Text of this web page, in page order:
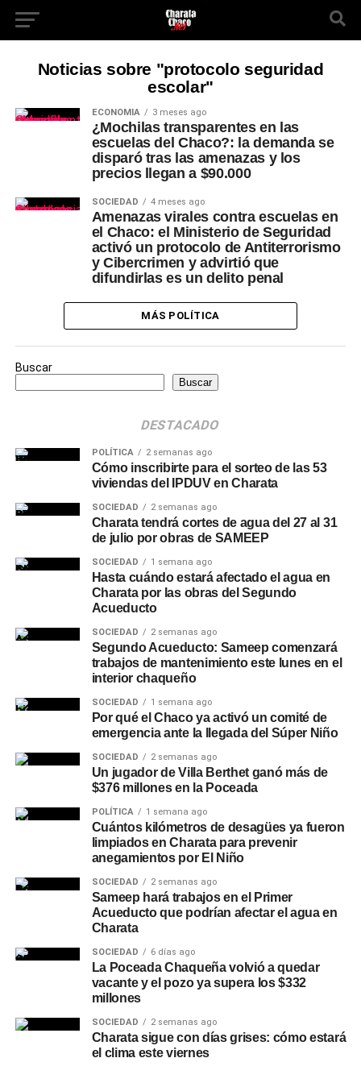
Noticias sobre "protocolo seguridad
escolar"
ECONOMÍA 3 meses ago
¿Mochilas transparentes en las
escuelas del Chaco?: la demanda se
disparó tras las amenazas y los
precios llegan a $90.000
SOCIEDAD 4 meses ago
Amenazas virales contra escuelas en
el Chaco: el Ministerio de Seguridad
activó un protocolo de Antiterrorismo
y Cibercrimen y advirtió que
difundirlas es un delito penal
MÁS POLÍTICA
Buscar
Buscar
DESTACADO
POLÍTICA 2 semanas ago
Cómo inscribirte para el sorteo de las 53
viviendas del IPDUV en Charata
SOCIEDAD 2 semanas ago
Charata tendrá cortes de agua del 27 al 31
de julio por obras de SAMEEP
SOCIEDAD 1 semana ago
Hasta cuándo estará afectado el agua en
Charata por las obras del Segundo
Acueducto
SOCIEDAD 2 semanas ago
Segundo Acueducto: Sameep comenzará
trabajos de mantenimiento este lunes en el
interior chaqueño
SOCIEDAD 1 semana ago
Por qué el Chaco ya activó un comité de
emergencia ante la llegada del Súper Niño
SOCIEDAD 2 semanas ago
Un jugador de Villa Berthet ganó más de
$376 millones en la Poceada
POLÍTICA 1 semana ago
Cuántos kilómetros de desagües ya fueron
limpiados en Charata para prevenir
anegamientos por El Niño
SOCIEDAD 2 semanas ago
Sameep hará trabajos en el Primer
Acueducto que podrían afectar el agua en
Charata
SOCIEDAD 6 días ago
La Poceada Chaqueña volvió a quedar
vacante y el pozo ya supera los $332
millones
SOCIEDAD 2 semanas ago
Charata sigue con días grises: cómo estará
el clima este viernes